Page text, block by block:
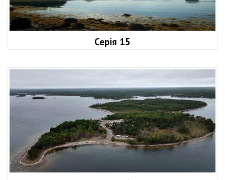
Серія 15